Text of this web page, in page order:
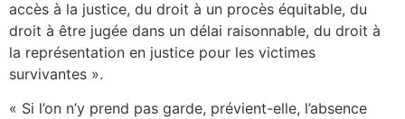
accès à la justice, du droit à un procès équitable, du
droit à être jugée dans un délai raisonnable, du droit à
la représentation en justice pour les victimes
survivantes ».
« Si l’on n’y prend pas garde, prévient-elle, l’absence